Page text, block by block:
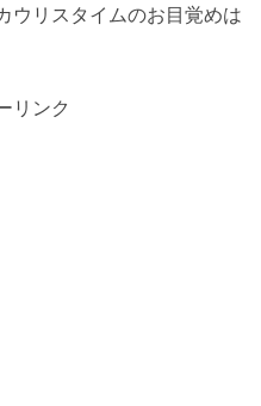
ウリスタイムのお目覚めは
リンク